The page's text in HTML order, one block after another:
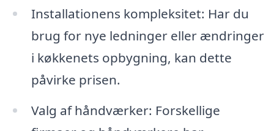
Installationens kompleksitet: Har du
brug for nye ledninger eller ændringer
i køkkenets opbygning, kan dette
påvirke prisen.
Valg af håndværker: Forskellige